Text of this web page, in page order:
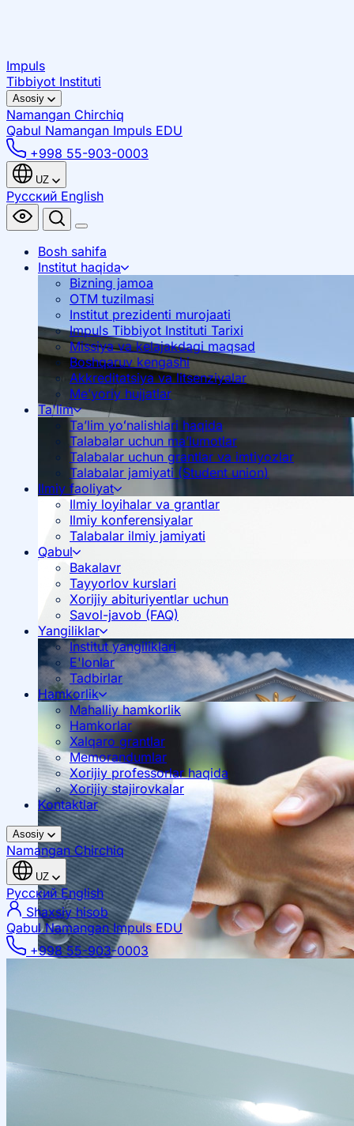
Impuls
Tibbiyot Instituti
Asosiy
Namangan Chirchiq
Qabul Namangan Impuls EDU
+998 55-903-0003
UZ
Русский English
Bosh sahifa
Institut haqida
Bizning jamoa
OTM tuzilmasi
Institut prezidenti murojaati
Impuls Tibbiyot Instituti Tarixi
Missiya va kelajakdagi maqsad
Boshqaruv kengashi
Akkreditatsiya va litsenziyalar
Me’yoriy hujjatlar
Ta'lim
Ta’lim yoʻnalishlari haqida
Talabalar uchun ma’lumotlar
Talabalar uchun grantlar va imtiyozlar
Talabalar jamiyati (Student union)
Ilmiy faoliyat
Ilmiy loyihalar va grantlar
Ilmiy konferensiyalar
Talabalar ilmiy jamiyati
Qabul
Bakalavr
Tayyorlov kurslari
Xorijiy abituriyentlar uchun
Savol-javob (FAQ)
Yangiliklar
Institut yangiliklari
E'lonlar
Tadbirlar
Hamkorlik
Mahalliy hamkorlik
Hamkorlar
Xalqaro grantlar
Memorandumlar
Xorijiy professorlar haqida
Xorijiy stajirovkalar
Kontaktlar
Asosiy
NamanganChirchiq
UZ
РусскийEnglish
Shaxsiy hisob
Qabul Namangan Impuls EDU
+998 55-903-0003